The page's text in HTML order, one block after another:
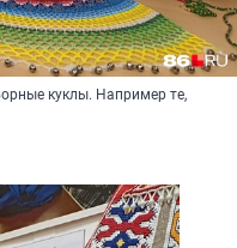
куклы. Например те,